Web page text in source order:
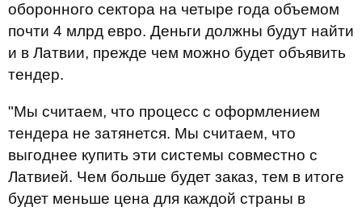
оборонного сектора на четыре года объемом
почти 4 млрд евро. Деньги должны будут найти
и в Латвии, прежде чем можно будет объявить
тендер.
"Мы считаем, что процесс с оформлением
тендера не затянется. Мы считаем, что
выгоднее купить эти системы совместно с
Латвией. Чем больше будет заказ, тем в итоге
будет меньше цена для каждой страны в